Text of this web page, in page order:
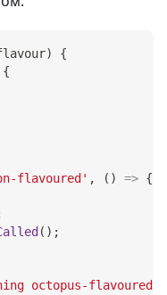
)
{
{
flavoured' , ( ) => {
( ) ;
octopus-flavoured'